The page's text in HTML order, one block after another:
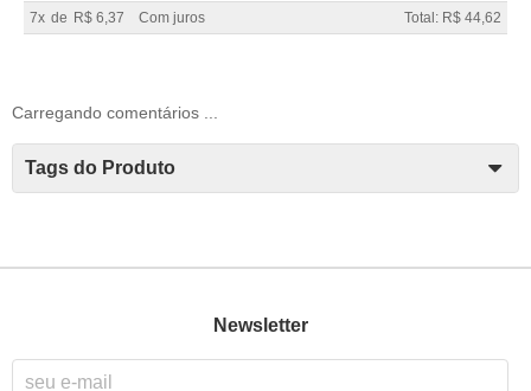
7x de R$ 6,37 Com juros Total: R$ 44,62
Carregando comentários ...
Tags do Produto
Newsletter